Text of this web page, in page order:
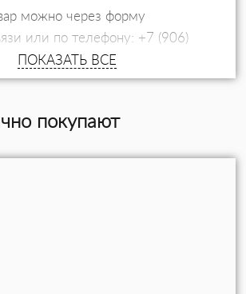
можно через форму
или по телефону: +7 (906)
Ставрополю, Ставропольскому
Ставропольский
ПОКАЗАТЬ ВСЕ
покупают